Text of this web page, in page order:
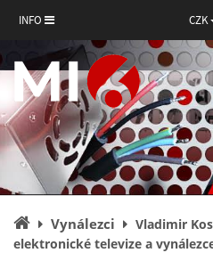
INFO CZK
Úvodní
stránka
Vynálezci
Vladimir
elektronické televize a